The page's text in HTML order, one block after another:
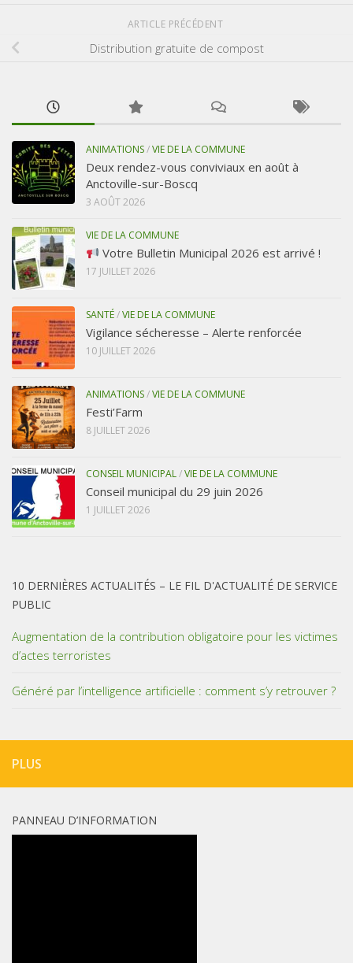
ARTICLE PRÉCÉDENT
Distribution gratuite de compost
ANIMATIONS/VIE DE LA COMMUNE
Deux rendez-vous conviviaux en août à
Anctoville-sur-Boscq
3 AOÛT 2026
VIE DE LA COMMUNE
Votre Bulletin Municipal 2026 est arrivé !
17 JUILLET 2026
SANTÉ/VIE DE LA COMMUNE
Vigilance sécheresse – Alerte renforcée
10 JUILLET 2026
ANIMATIONS/VIE DE LA COMMUNE
Festi’Farm
8 JUILLET 2026
CONSEIL MUNICIPAL/VIE DE LA COMMUNE
Conseil municipal du 29 juin 2026
1 JUILLET 2026
10 DERNIÈRES ACTUALITÉS – LE FIL D'ACTUALITÉ DE SERVICE
PUBLIC
Augmentation de la contribution obligatoire pour les victimes
d’actes terroristes
Généré par l’intelligence artificielle : comment s’y retrouver ?
PLUS
PANNEAU D’INFORMATION